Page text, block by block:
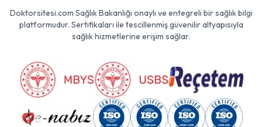
Doktorsitesi.com Sağlık Bakanlığı onaylı ve entegreli bir sağlık bilgi
platformudur. Sertifikaları ile tescillenmiş güvenilir altyapısıyla
sağlık hizmetlerine erişim sağlar.